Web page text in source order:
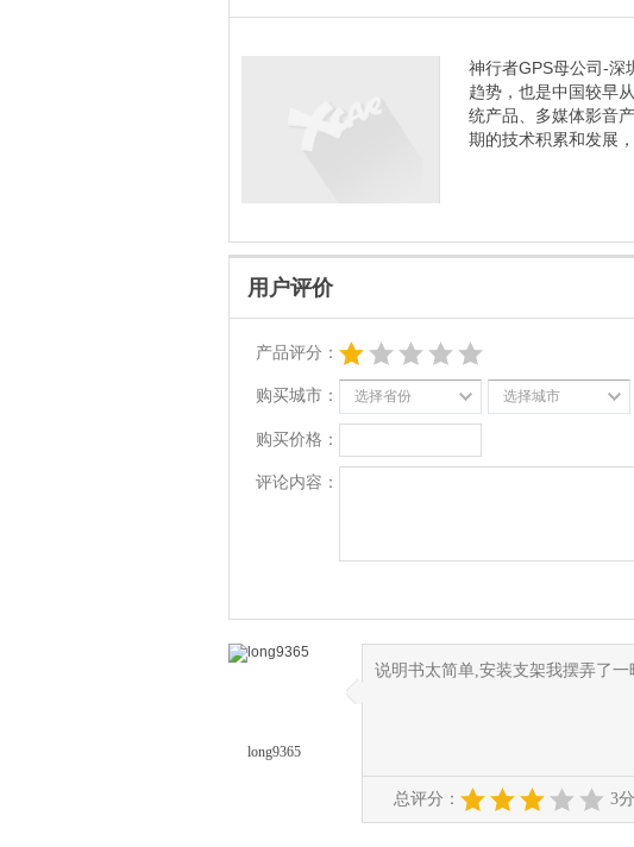
神行者GPS母公司-深
趋势，也是中国较早
统产品、多媒体影音
期的技术积累和发展
用户评价
产品评分：
购买城市： 选择省份 选择城市
购买价格：
评论内容：
long9365
◆
◆ 说明书太简单,安装支架我摆弄了
总评分： 3分